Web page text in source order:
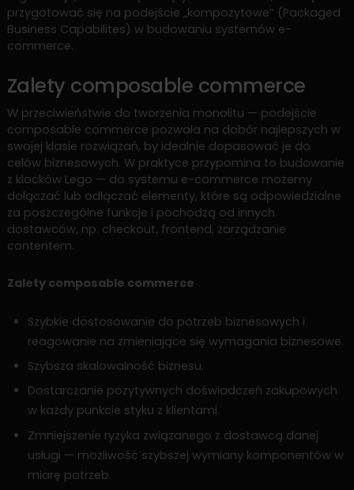
przygotować się na podejście „kompozytowe” (Packaged
Business Capabilites) w budowaniu systemów e-
commerce.
Zalety composable commerce
W przeciwieństwie do tworzenia monolitu — podejście
composable commerce pozwala na dobór najlepszych w
swojej klasie rozwiązań, by idealnie dopasować je do
celów biznesowych. W praktyce przypomina to budowanie
z klocków Lego — do systemu e-commerce możemy
dołączać lub odłączać elementy, które są odpowiedzialne
za poszczególne funkcje i pochodzą od innych
dostawców, np. checkout, frontend, zarządzanie
contentem.
Zalety composable commerce
Szybkie dostosowanie do potrzeb biznesowych i
reagowanie na zmieniające się wymagania biznesowe.
Szybsza skalowalność biznesu.
Dostarczanie pozytywnych doświadczeń zakupowych
w każdy punkcie styku z klientami.
Zmniejszenie ryzyka związanego z dostawcą danej
usługi — możliwość szybszej wymiany komponentów w
miarę potrzeb.